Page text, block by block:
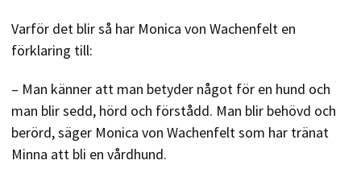
Varför det blir så har Monica von Wachenfelt en
förklaring till:
– Man känner att man betyder något för en hund och
man blir sedd, hörd och förstådd. Man blir behövd och
berörd, säger Monica von Wachenfelt som har tränat
Minna att bli en vårdhund.